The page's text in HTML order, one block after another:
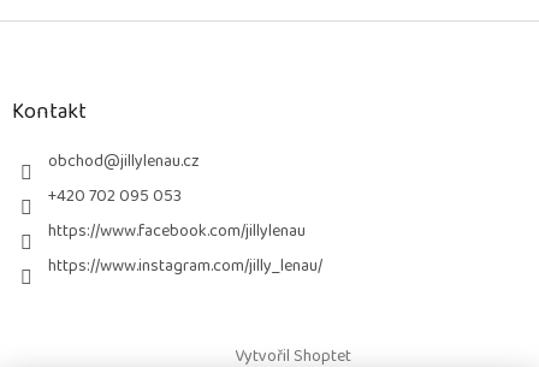
Z
Kontakt
obchod@jillylenau.cz
+420 702 095 053
https://www.facebook.com/jillylenau
https://www.instagram.com/jilly_lenau/
Vytvořil Shoptet